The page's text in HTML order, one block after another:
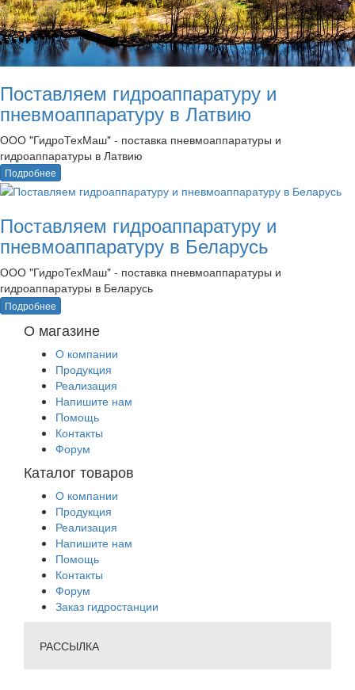
Поставляем гидроаппаратуру и
пневмоаппаратуру в Латвию
ООО "ГидроТехМаш" - поставка пневмоаппаратуры и
гидроаппаратуры в Латвию
Подробнее
Поставляем гидроаппаратуру и
пневмоаппаратуру в Беларусь
ООО "ГидроТехМаш" - поставка пневмоаппаратуры и
гидроаппаратуры в Беларусь
Подробнее
О магазине
О компании
Продукция
Реализация
Напишите нам
Помощь
Контакты
Форум
Каталог товаров
О компании
Продукция
Реализация
Напишите нам
Помощь
Контакты
Форум
Заказ гидростанции
РАССЫЛКА